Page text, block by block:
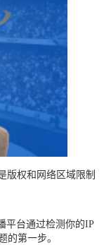
版权和网络区域限制
平台通过检测你的IP
的第一步。